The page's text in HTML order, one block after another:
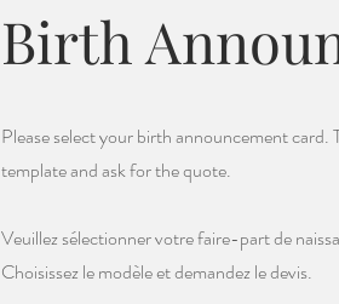
Birth
Please select your birth announcement
template and ask for the quote.
Veuillez sélectionner votre faire-part de
Choisissez le modèle et demandez le devis.